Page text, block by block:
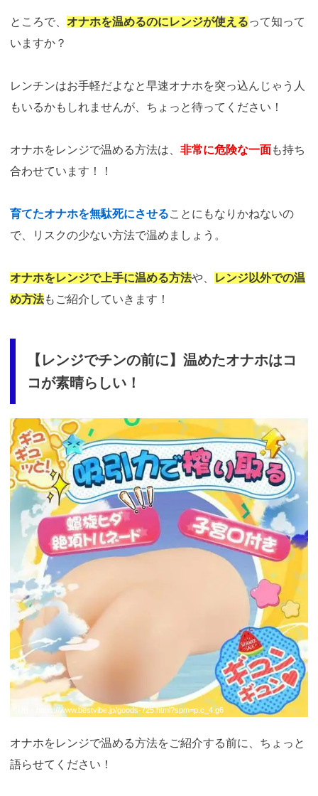
ところで、 オナホを温めるのにレンジが使えるって知って
いますか？
レンチンはお手軽だよなと早速オナホを突っ込んじゃう人
もいるかもしれませんが、ちょっと待ってください！
オナホをレンジで温める方法は、 非常に危険な一面も持ち
合わせています！！
育てたオナホを無駄死にさせることにもなりかねないの
で、リスクの少ない方法で温めましょう。
オナホをレンジで上手に温める方法や、
レンジ以外での温
め方法もご紹介していきます！
【レンジでチンの前に】温めたオナホはコ
コが素晴らしい！
https://www.bestvibe.jp/goods-725.html?spm=p.c_4.g6
オナホをレンジで温める方法をご紹介する前に、ちょっと
語らせてください！